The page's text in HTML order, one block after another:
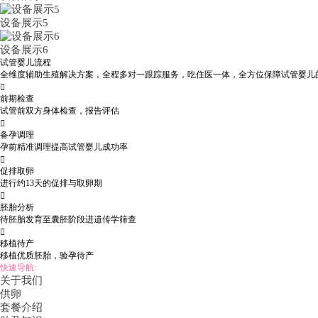
设备展示5
设备展示6
试管婴儿流程
全维度辅助生殖解决方案，全程多对一跟踪服务，吃住医一体，全方位保障试管婴儿

前期检查
试管前双方身体检查，报告评估

备孕调理
孕前精准调理提高试管婴儿成功率

促排取卵
进行约13天的促排与取卵期

胚胎分析
待胚胎发育至囊胚阶段进遗传学筛查

移植待产
移植优质胚胎，验孕待产
快速导航:
关于我们
供卵
套餐介绍